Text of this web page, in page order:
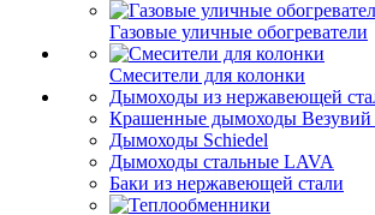
Газовые уличные обогреватели
Смесители для колонки
Дымоходы из нержавеющей
Крашенные дымоходы Везувий
Дымоходы Schiedel
Дымоходы стальные LAVA
Баки из нержавеющей стали